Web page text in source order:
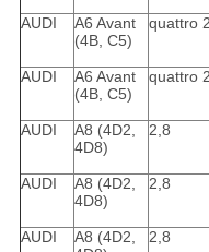
AUDI
A6 Avant
(4B, C5)
quattro
AUDI
A6 Avant
(4B, C5)
quattro
AUDI
A8 (4D2,
4D8)
2,8
AUDI
A8 (4D2,
4D8)
2,8
AUDI
A8 (4D2,
2,8